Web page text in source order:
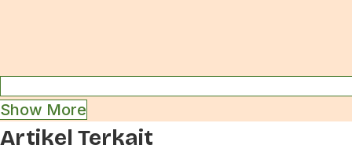
Show More
Artikel Terkait